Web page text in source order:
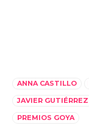
ANNA CASTILLO
JAVIER GUTIÉRREZ
PREMIOS GOYA